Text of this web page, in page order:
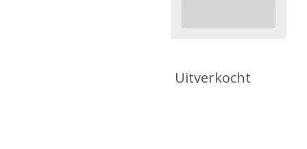
Uitverkocht